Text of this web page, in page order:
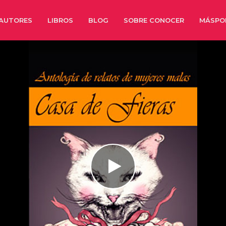
LIBROS BLOG SOBRE CONOCER